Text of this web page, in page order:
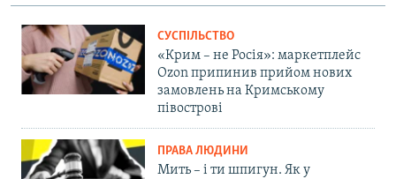
СУСПІЛЬСТВО
«Крим – не Росія»: маркетплейс
Ozon припинив прийом нових
замовлень на Кримському
півострові
ПРАВА ЛЮДИНИ
Мить – і ти шпигун. Як у